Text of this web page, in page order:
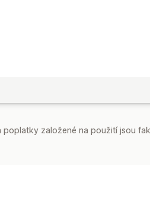
založené na použití jsou